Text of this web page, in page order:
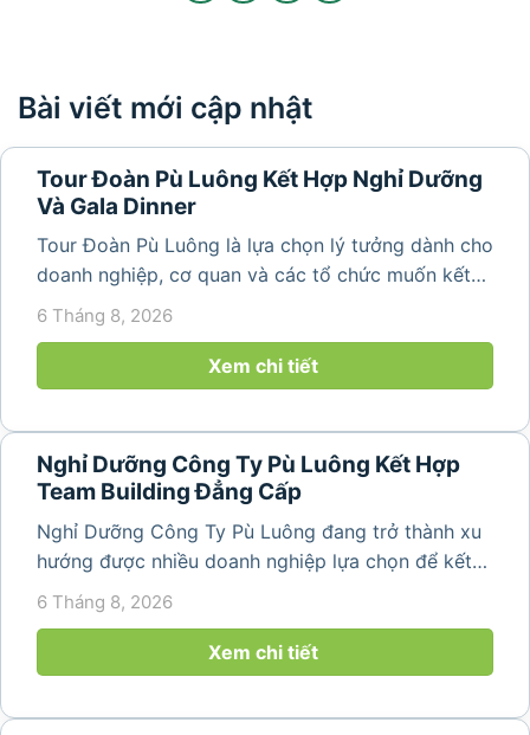
Bài viết mới cập nhật
Tour Đoàn Pù Luông Kết Hợp Nghỉ Dưỡng
Và Gala Dinner
Tour Đoàn Pù Luông là lựa chọn lý tưởng dành cho
doanh nghiệp, cơ quan và các tổ chức muốn kết
hợp nghỉ dưỡng, tham quan và tổ chức các hoạt
nguyên sơ, không khí...
6 Tháng 8, 2026
Xem chi tiết
Nghỉ Dưỡng Công Ty Pù Luông Kết Hợp
Team Building Đẳng Cấp
Nghỉ Dưỡng Công Ty Pù Luông đang trở thành xu
hướng được nhiều doanh nghiệp lựa chọn để kết
hợp giữa nghỉ ngơi, tái tạo năng lượng và xây
dựng tinh thần đồng đội. Thay vì những chuyến du
lịch đơn thuần, nhiều công ty...
6 Tháng 8, 2026
Xem chi tiết